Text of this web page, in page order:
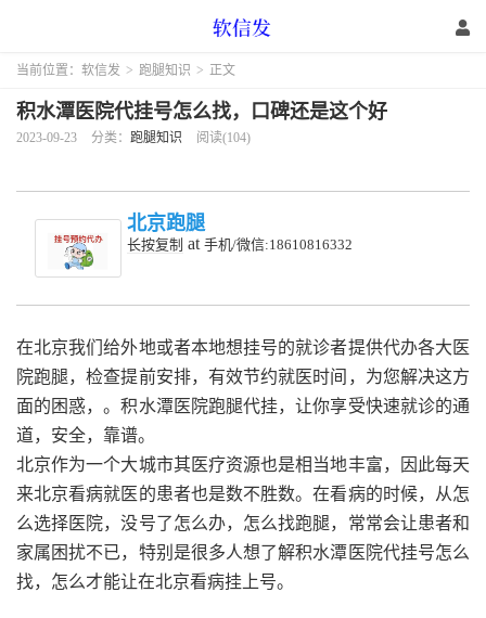
当前位置： 软信发 > 跑腿知识 > 正文
积水潭医院代挂号怎么找，口碑还是这个好
2023-09-23 分类： 跑腿知识 阅读(104)
北京跑腿
长按复制 at 手机/微信:18610816332
在北京我们给外地或者本地想挂号的就诊者提供代办各大医
院跑腿，检查提前安排，有效节约就医时间，为您解决这方
面的困惑，。积水潭医院跑腿代挂，让你享受快速就诊的通
道，安全，靠谱。
北京作为一个大城市其医疗资源也是相当地丰富，因此每天
来北京看病就医的患者也是数不胜数。在看病的时候，从怎
么选择医院，没号了怎么办，怎么找跑腿，常常会让患者和
家属困扰不已，特别是很多人想了解积水潭医院代挂号怎么
找，怎么才能让在北京看病挂上号。